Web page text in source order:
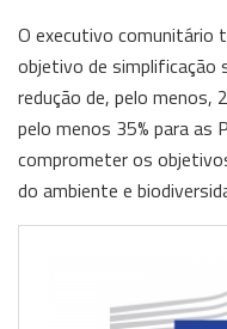
O executivo comunitário
objetivo de simplificação
redução de, pelo menos,
pelo menos 35% para as
comprometer os
do ambiente e